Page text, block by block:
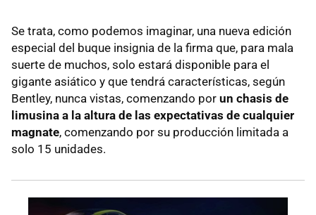
Se trata, como podemos imaginar, una nueva edición
especial del buque insignia de la firma que, para mala
suerte de muchos, solo estará disponible para el
gigante asiático y que tendrá características, según
Bentley, nunca vistas, comenzando por un chasis de
limusina a la altura de las expectativas de cualquier
magnate, comenzando por su producción limitada a
solo 15 unidades.